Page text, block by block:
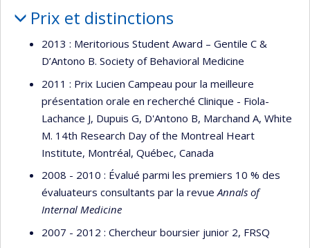
Prix et distinctions
2013 : Meritorious Student Award – Gentile C &
D’Antono B. Society of Behavioral Medicine
2011 : Prix Lucien Campeau pour la meilleure
présentation orale en recherché Clinique - Fiola-
Lachance J, Dupuis G, D'Antono B, Marchand A, White
M. 14th Research Day of the Montreal Heart
Institute, Montréal, Québec, Canada
2008 - 2010 : Évalué parmi les premiers 10 % des
évaluateurs consultants par la revueAnnals of
Internal Medicine
2007 - 2012 : Chercheur boursier junior 2, FRSQ